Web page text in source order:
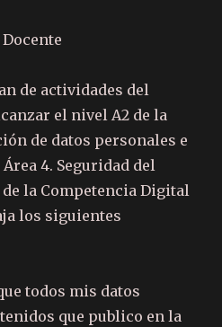
de actividades del
el nivel A2 de la
de datos personales e
4. Seguridad del
la Competencia Digital
los siguientes
todos mis datos
que publico en la